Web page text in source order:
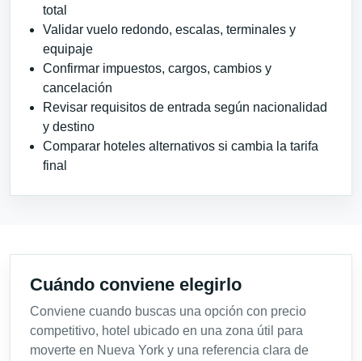
total
Validar vuelo redondo, escalas, terminales y
equipaje
Confirmar impuestos, cargos, cambios y
cancelación
Revisar requisitos de entrada según nacionalidad
y destino
Comparar hoteles alternativos si cambia la tarifa
final
Cuándo conviene elegirlo
Conviene cuando buscas una opción con precio
competitivo, hotel ubicado en una zona útil para
moverte en Nueva York y una referencia clara de